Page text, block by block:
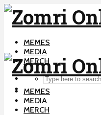
MEMES
MEDIA
MERCH
MEMES
MEDIA
MERCH